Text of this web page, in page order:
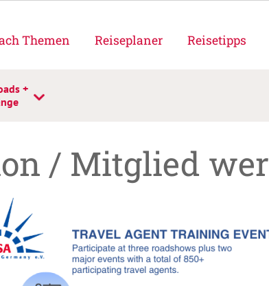
Themen Reiseplaner Reisetipps
+
/ Mitglied